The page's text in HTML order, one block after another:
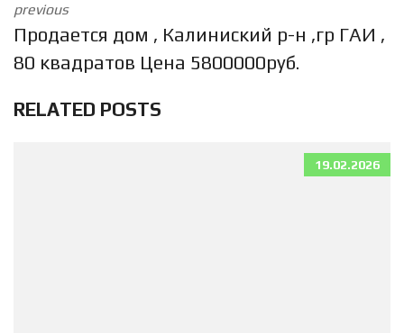
previous
Продается дом , Калиниский р-н ,гр ГАИ ,
80 квадратов Цена 5800000руб.
RELATED POSTS
19.02.2026